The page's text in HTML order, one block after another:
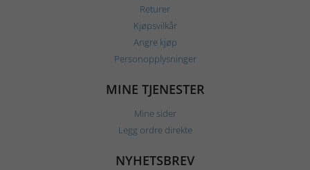
Returer
Kjøpsvilkår
Angre kjøp
Personopplysninger
MINE TJENESTER
Mine sider
Legg ordre direkte
NYHETSBREV